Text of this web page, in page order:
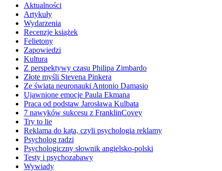
Aktualności
Artykuły
Wydarzenia
Recenzje książek
Felietony
Zapowiedzi
Kultura
Z perspektywy czasu Philipa Zimbardo
Złote myśli Stevena Pinkera
Ze świata neuronauki Antonio Damasio
Ujawnione emocje Paula Ekmana
Praca od podstaw Jarosława Kulbata
7 nawyków sukcesu z FranklinCovey
Try to lie
Reklama do kąta, czyli psychologia reklamy
Psycholog radzi
Psychologiczny słownik angielsko-polski
Testy i psychozabawy
Wywiady